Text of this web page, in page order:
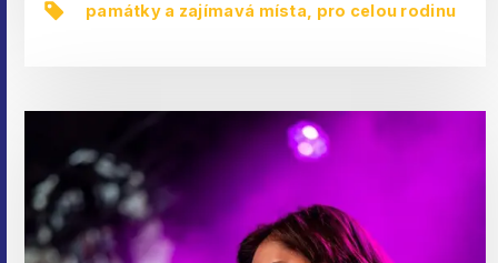
památky a zajímavá místa
pro celou rodinu